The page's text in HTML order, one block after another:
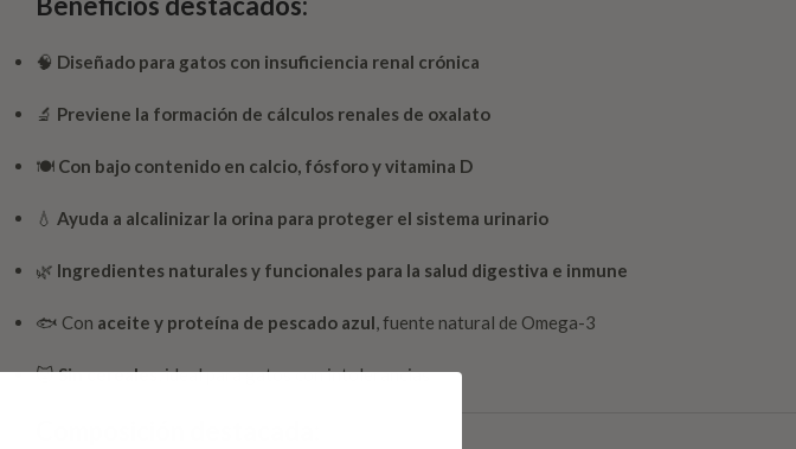
🧠 Diseñado para gatos con insuficiencia renal crónica
🔬 Previene la formación de cálculos renales de oxalato
🍽️ Con bajo contenido en calcio, fósforo y vitamina D
💧 Ayuda a alcalinizar la orina para proteger el sistema urinario
🌿 Ingredientes naturales y funcionales para la salud digestiva e inmune
🐟 Con aceite y proteína de pescado azul , fuente natural de Omega-3
🐱Sin cereales, ideal para gatos con intolerancias